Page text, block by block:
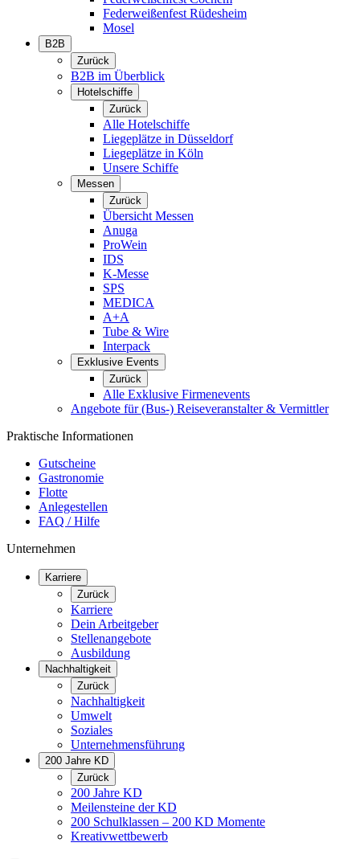
Federweißenfest Rüdesheim
Mosel
B2B
Zurück
B2B im Überblick
Hotelschiffe
Zurück
Alle Hotelschiffe
Liegeplätze in Düsseldorf
Liegeplätze in Köln
Unsere Schiffe
Messen
Zurück
Übersicht Messen
Anuga
ProWein
IDS
K-Messe
SPS
MEDICA
A+A
Tube & Wire
Interpack
Exklusive Events
Zurück
Alle Exklusive Firmenevents
Angebote für (Bus-) Reiseveranstalter & Vermittler
Praktische Informationen
Gutscheine
Gastronomie
Flotte
Anlegestellen
FAQ / Hilfe
Unternehmen
Karriere
Zurück
Karriere
Dein Arbeitgeber
Stellenangebote
Ausbildung
Nachhaltigkeit
Zurück
Nachhaltigkeit
Umwelt
Soziales
Unternehmens­führung
200 Jahre KD
Zurück
200 Jahre KD
Meilensteine der KD
200 Schulklassen – 200 KD Momente
Kreativwettbewerb